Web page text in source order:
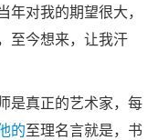
对我的期望很大，
至今想来，让我汗
是真正的艺术家，每
的至理名言就是，书